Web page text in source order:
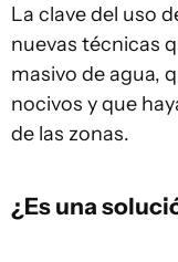
La clave del uso
nuevas técnicas
masivo de agua,
nocivos y que
de las zonas.
¿Es una